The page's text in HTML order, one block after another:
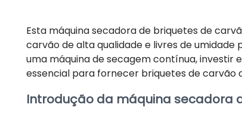
Esta máquina secadora de briquetes de
carvão de alta qualidade e livres de
uma máquina de secagem contínua, investir
essencial para fornecer briquetes de carvão
Introdução da máquina secadora